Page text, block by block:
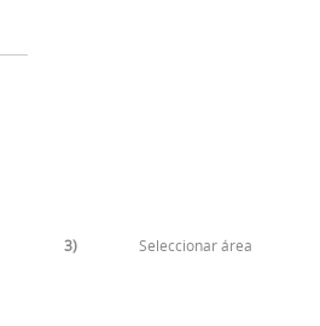
3) Seleccionar área